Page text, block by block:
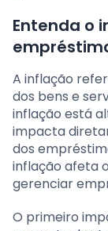
Entenda o
A inflação
dos bens e
inflação está
impacta
dos
inflação afeta
gerenciar
O primeiro